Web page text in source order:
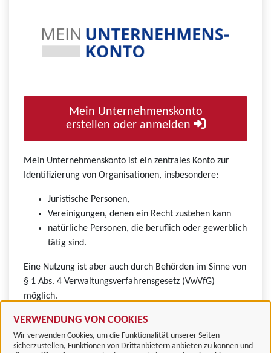
VERWENDUNG VON COOKIES
Wir verwenden Cookies, um die Funktionalität unserer Seiten
sicherzustellen, Funktionen von Drittanbietern anbieten zu können und
Mein Unternehmenskonto
erstellen oder anmelden
Mein Unternehmenskonto ist ein zentrales Konto zur
Identifizierung von Organisationen, insbesondere:
Juristische Personen,
Vereinigungen, denen ein Recht zustehen kann
natürliche Personen, die beruflich oder gewerblich
tätig sind.
Eine Nutzung ist aber auch durch Behörden im Sinne von
§ 1 Abs. 4 Verwaltungsverfahrensgesetz (VwVfG)
möglich.